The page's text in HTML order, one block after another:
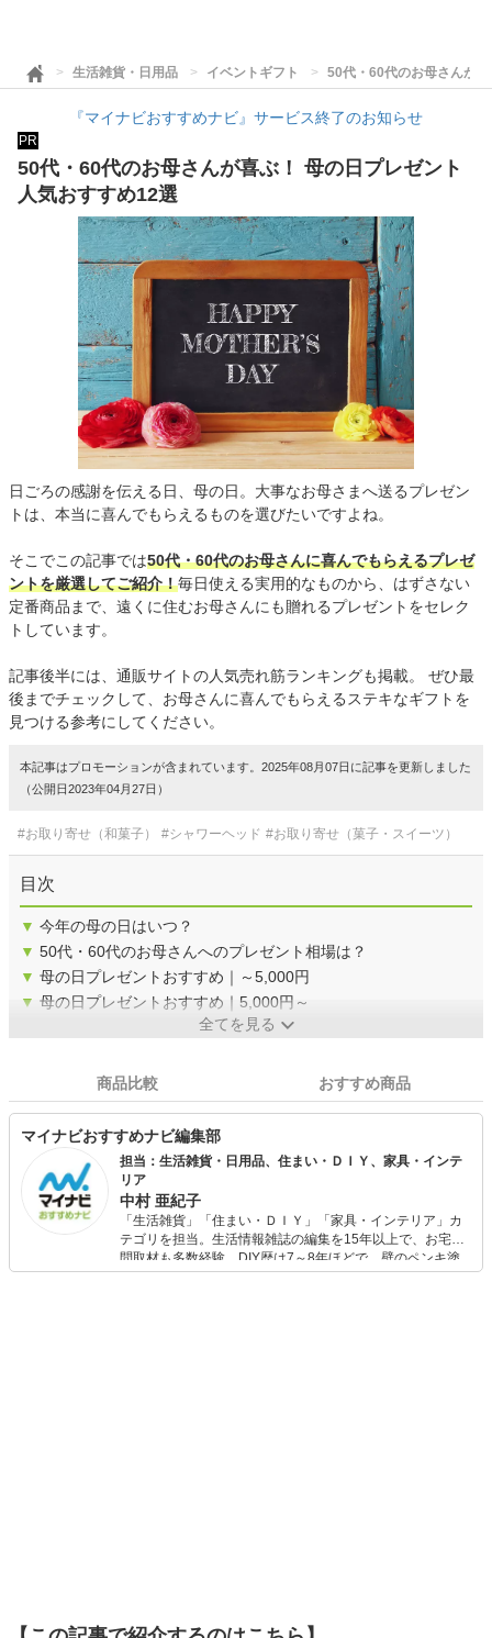
生活雑貨・日用品 イベントギフト 50代・60代のお母さんが
『マイナビおすすめナビ』サービス終了のお知らせ
PR
50代・60代のお母さんが喜ぶ！ 母の日プレゼント
人気おすすめ12選
日ごろの感謝を伝える日、母の日。大事なお母さまへ送るプレゼン
トは、本当に喜んでもらえるものを選びたいですよね。
そこでこの記事では50代・60代のお母さんに喜んでもらえるプレゼ
ントを厳選してご紹介！毎日使える実用的なものから、はずさない
定番商品まで、遠くに住むお母さんにも贈れるプレゼントをセレク
トしています。
記事後半には、通販サイトの人気売れ筋ランキングも掲載。 ぜひ最
後までチェックして、お母さんに喜んでもらえるステキなギフトを
見つける参考にしてください。
本記事はプロモーションが含まれています。2025年08月07日に記事を更新しました
（公開日2023年04月27日）
#お取り寄せ（和菓子） #シャワーヘッド #お取り寄せ（菓子・スイーツ）
目次
▼ 今年の母の日はいつ？
▼ 50代・60代のお母さんへのプレゼント相場は？
▼ 母の日プレゼントおすすめ｜～5,000円
▼ 母の日プレゼントおすすめ｜5,000円～
全てを見る
商品比較 おすすめ商品
マイナビおすすめナビ編集部
担当：生活雑貨・日用品、住まい・ＤＩＹ、家具・インテ
リア
中村 亜紀子
「生活雑貨」「住まい・ＤＩＹ」「家具・インテリア」カ
テゴリを担当。生活情報雑誌の編集を15年以上で、お宅訪
問取材も多数経験。DIY歴は7～8年ほどで、壁のペンキ塗
りや壁紙チェンジなどもチャレンジ済み。初心者でもモノ